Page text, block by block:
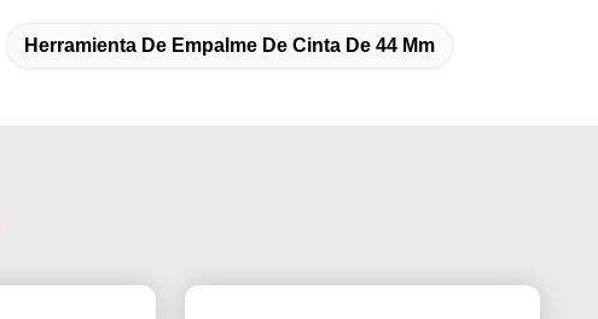
Herramienta De Empalme De Cinta De 44 Mm